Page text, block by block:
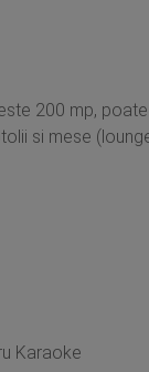
200 mp,
si mese
Karaoke